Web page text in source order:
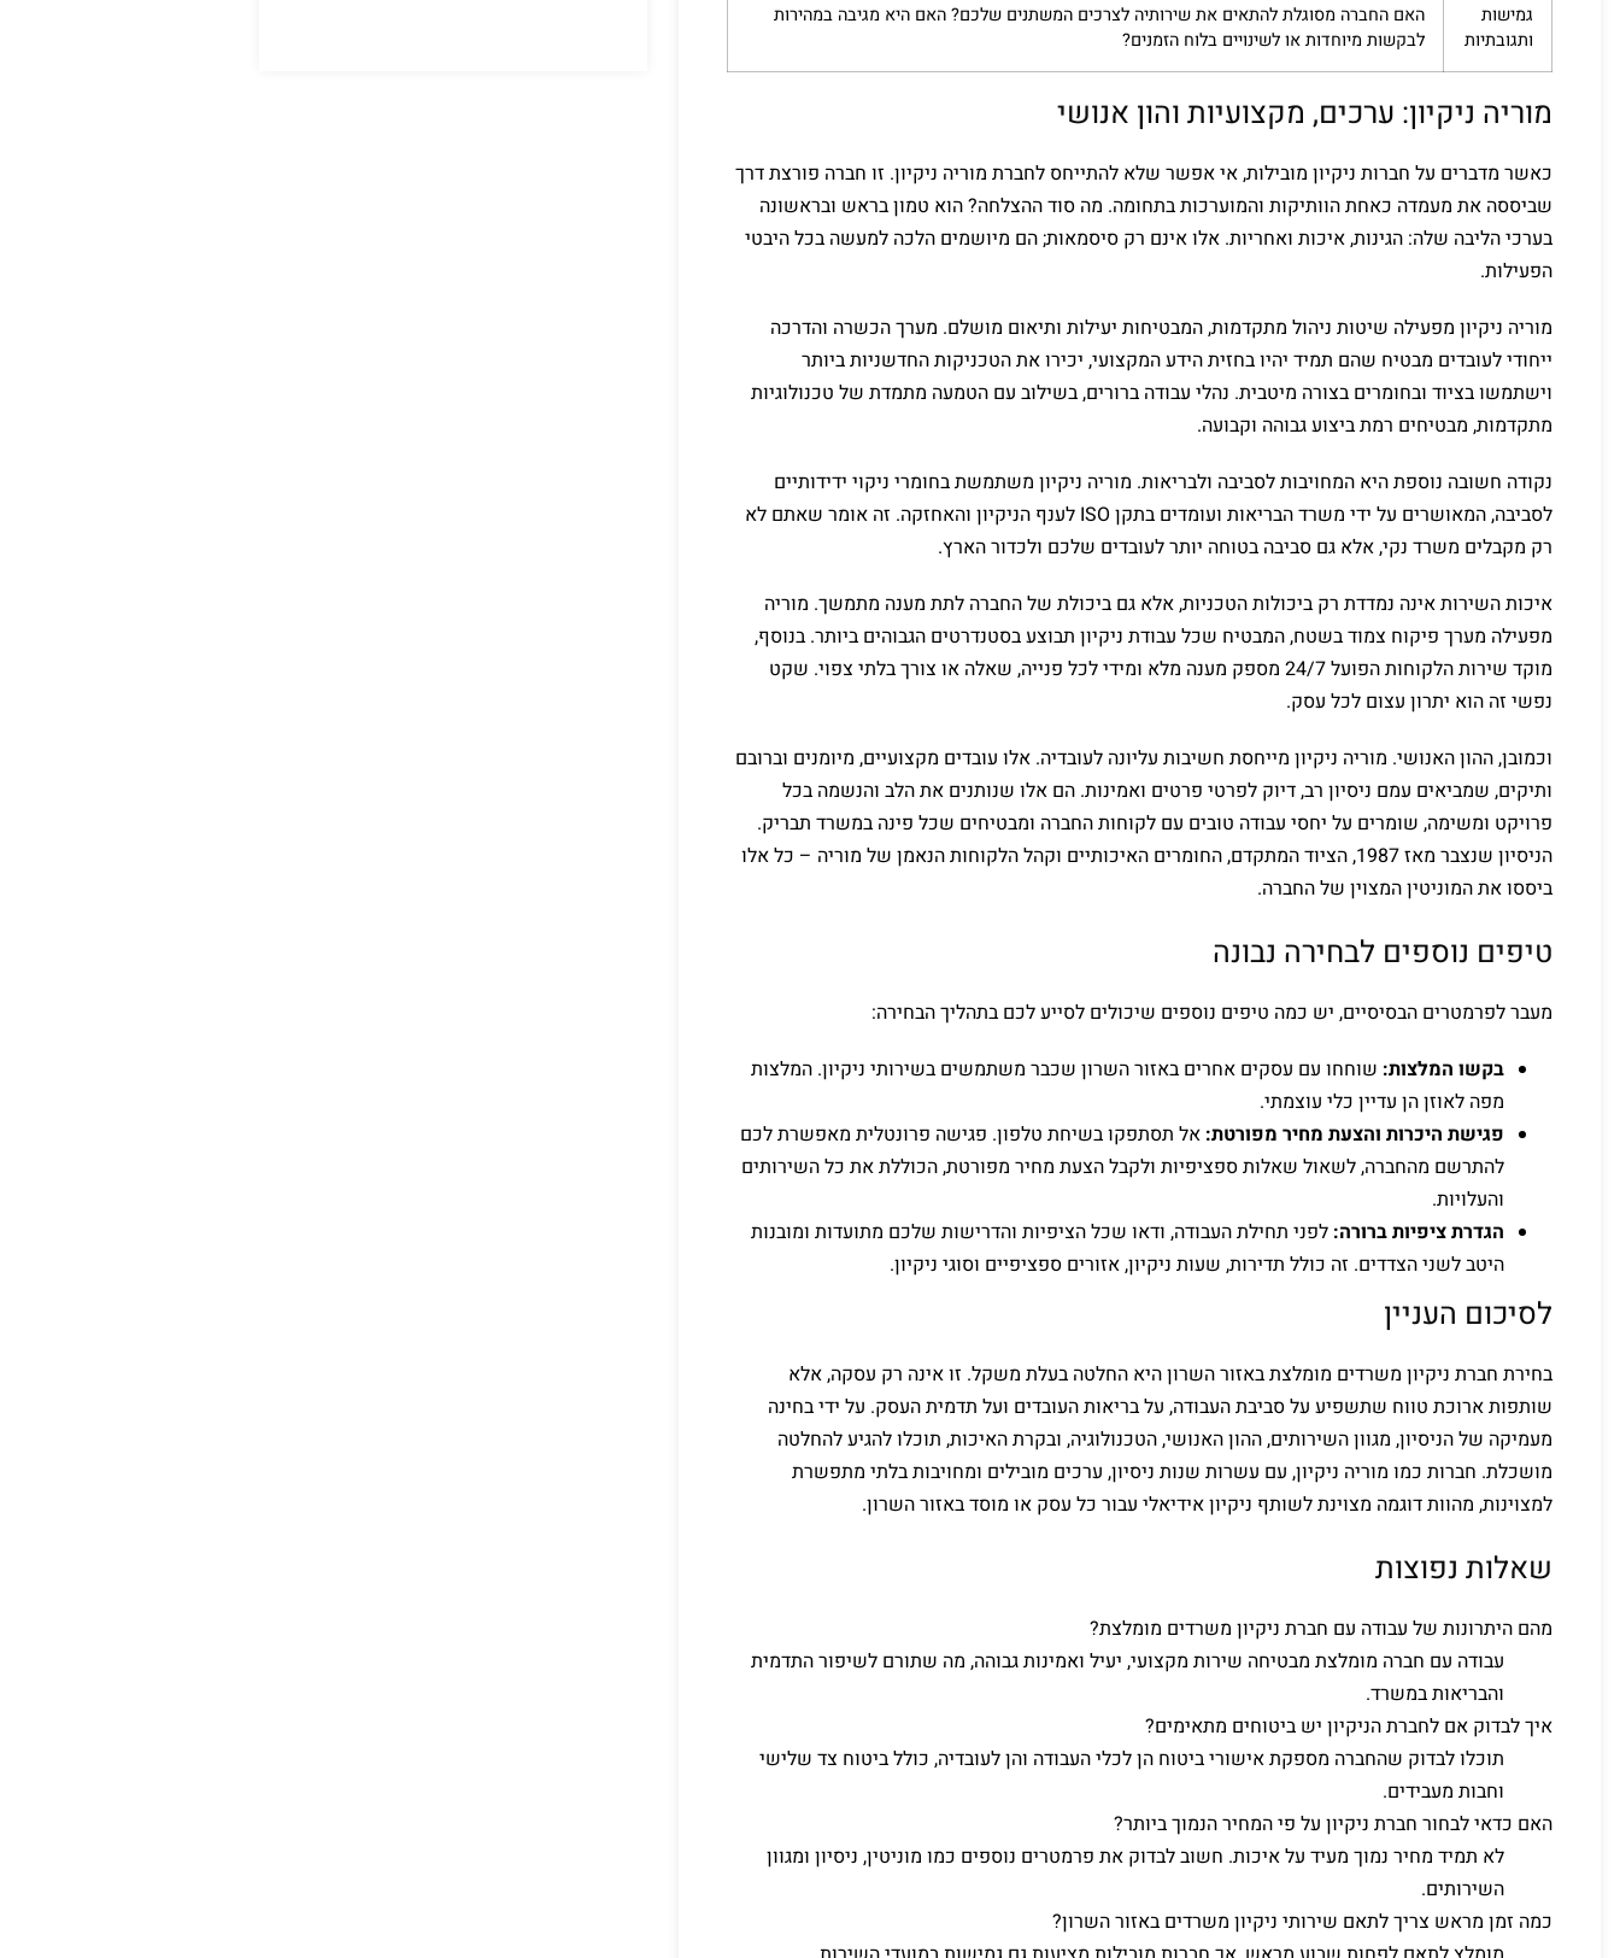
גמישות
ותגובתיות
האם החברה מסוגלת להתאים את שירותיה לצרכים המשתנים שלכם? האם היא מגיבה במהירות
לבקשות מיוחדות או לשינויים בלוח הזמנים?
מוריה ניקיון: ערכים, מקצועיות והון אנושי
כאשר מדברים על חברות ניקיון מובילות, אי אפשר שלא להתייחס לחברת מוריה ניקיון. זו חברה פורצת דרך
שביססה את מעמדה כאחת הוותיקות והמוערכות בתחומה. מה סוד ההצלחה? הוא טמון בראש ובראשונה
בערכי הליבה שלה: הגינות, איכות ואחריות. אלו אינם רק סיסמאות; הם מיושמים הלכה למעשה בכל היבטי
הפעילות.
מוריה ניקיון מפעילה שיטות ניהול מתקדמות, המבטיחות יעילות ותיאום מושלם. מערך הכשרה והדרכה
ייחודי לעובדים מבטיח שהם תמיד יהיו בחזית הידע המקצועי, יכירו את הטכניקות החדשניות ביותר
וישתמשו בציוד ובחומרים בצורה מיטבית. נהלי עבודה ברורים, בשילוב עם הטמעה מתמדת של טכנולוגיות
מתקדמות, מבטיחים רמת ביצוע גבוהה וקבועה.
נקודה חשובה נוספת היא המחויבות לסביבה ולבריאות. מוריה ניקיון משתמשת בחומרי ניקוי ידידותיים
לסביבה, המאושרים על ידי משרד הבריאות ועומדים בתקן ISO לענף הניקיון והאחזקה. זה אומר שאתם לא
רק מקבלים משרד נקי, אלא גם סביבה בטוחה יותר לעובדים שלכם ולכדור הארץ.
איכות השירות אינה נמדדת רק ביכולות הטכניות, אלא גם ביכולת של החברה לתת מענה מתמשך. מוריה
מפעילה מערך פיקוח צמוד בשטח, המבטיח שכל עבודת ניקיון תבוצע בסטנדרטים הגבוהים ביותר. בנוסף,
מוקד שירות הלקוחות הפועל 24/7 מספק מענה מלא ומידי לכל פנייה, שאלה או צורך בלתי צפוי. שקט
נפשי זה הוא יתרון עצום לכל עסק.
וכמובן, ההון האנושי. מוריה ניקיון מייחסת חשיבות עליונה לעובדיה. אלו עובדים מקצועיים, מיומנים וברובם
ותיקים, שמביאים עמם ניסיון רב, דיוק לפרטי פרטים ואמינות. הם אלו שנותנים את הלב והנשמה בכל
פרויקט ומשימה, שומרים על יחסי עבודה טובים עם לקוחות החברה ומבטיחים שכל פינה במשרד תבריק.
הניסיון שנצבר מאז 1987, הציוד המתקדם, החומרים האיכותיים וקהל הלקוחות הנאמן של מוריה – כל אלו
ביססו את המוניטין המצוין של החברה.
טיפים נוספים לבחירה נבונה
מעבר לפרמטרים הבסיסיים, יש כמה טיפים נוספים שיכולים לסייע לכם בתהליך הבחירה:
בקשו המלצות: שוחחו עם עסקים אחרים באזור השרון שכבר משתמשים בשירותי ניקיון. המלצות
מפה לאוזן הן עדיין כלי עוצמתי.
פגישת היכרות והצעת מחיר מפורטת: אל תסתפקו בשיחת טלפון. פגישה פרונטלית מאפשרת לכם
להתרשם מהחברה, לשאול שאלות ספציפיות ולקבל הצעת מחיר מפורטת, הכוללת את כל השירותים
והעלויות.
הגדרת ציפיות ברורה: לפני תחילת העבודה, ודאו שכל הציפיות והדרישות שלכם מתועדות ומובנות
היטב לשני הצדדים. זה כולל תדירות, שעות ניקיון, אזורים ספציפיים וסוגי ניקיון.
לסיכום העניין
בחירת חברת ניקיון משרדים מומלצת באזור השרון היא החלטה בעלת משקל. זו אינה רק עסקה, אלא
שותפות ארוכת טווח שתשפיע על סביבת העבודה, על בריאות העובדים ועל תדמית העסק. על ידי בחינה
מעמיקה של הניסיון, מגוון השירותים, ההון האנושי, הטכנולוגיה, ובקרת האיכות, תוכלו להגיע להחלטה
מושכלת. חברות כמו מוריה ניקיון, עם עשרות שנות ניסיון, ערכים מובילים ומחויבות בלתי מתפשרת
למצוינות, מהוות דוגמה מצוינת לשותף ניקיון אידיאלי עבור כל עסק או מוסד באזור השרון.
שאלות נפוצות
מהם היתרונות של עבודה עם חברת ניקיון משרדים מומלצת?
עבודה עם חברה מומלצת מבטיחה שירות מקצועי, יעיל ואמינות גבוהה, מה שתורם לשיפור התדמית
והבריאות במשרד.
איך לבדוק אם לחברת הניקיון יש ביטוחים מתאימים?
תוכלו לבדוק שהחברה מספקת אישורי ביטוח הן לכלי העבודה והן לעובדיה, כולל ביטוח צד שלישי
וחבות מעבידים.
האם כדאי לבחור חברת ניקיון על פי המחיר הנמוך ביותר?
לא תמיד מחיר נמוך מעיד על איכות. חשוב לבדוק את פרמטרים נוספים כמו מוניטין, ניסיון ומגוון
השירותים.
כמה זמן מראש צריך לתאם שירותי ניקיון משרדים באזור השרון?